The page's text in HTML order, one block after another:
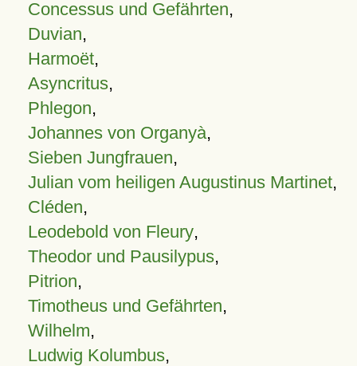
Concessus und Gefährten,
Duvian,
Harmoët,
Asyncritus,
Phlegon,
Johannes von Organyà,
Sieben Jungfrauen,
Julian vom heiligen Augustinus Martinet,
Cléden,
Leodebold von Fleury,
Theodor und Pausilypus,
Pitrion,
Timotheus und Gefährten,
Wilhelm,
Ludwig Kolumbus,